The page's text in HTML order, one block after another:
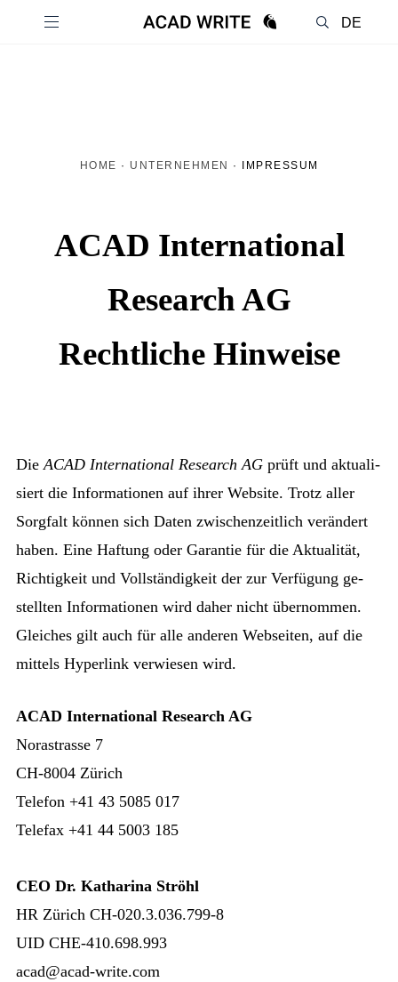
DE
HOME · UNTERNEHMEN · IMPRESSUM
ACAD International
Research AG
Rechtliche Hinweise
DieACAD International Research AG prüft und ak­tua­li­
siert die In­for­ma­tio­nen auf ih­rer Web­site. Trotz al­ler
Sorg­falt kön­nen sich Da­ten zwi­schen­zeit­lich ver­än­dert
ha­ben. Ei­ne Haf­tung oder Ga­ran­tie für die Ak­tua­li­tät,
Rich­tig­keit und Voll­stän­dig­keit der zur Ver­fü­gung ge­
stell­ten In­for­ma­tio­nen wird da­her nicht über­nom­men.
Glei­ches gilt auch für al­le an­de­ren Web­sei­ten, auf die
mit­tels Hy­per­link ver­wie­sen wird.
ACAD International Research AG
Norastrasse 7
CH-8004 Zürich
Telefon +41 43 5085 017
Telefax +41 44 5003 185
CEO Dr. Katharina Ströhl
HR Zürich CH-020.3.036.799-8
UID CHE-410.698.993
acad@acad-write.com